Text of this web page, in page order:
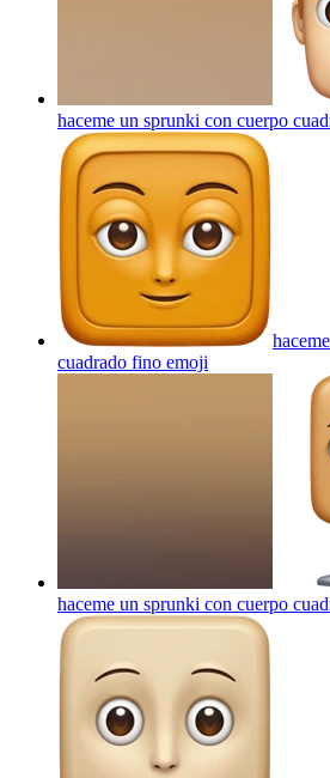
haceme un sprunki con cuerpo
cuadrado fino emoji
haceme un sprunki con cuerpo